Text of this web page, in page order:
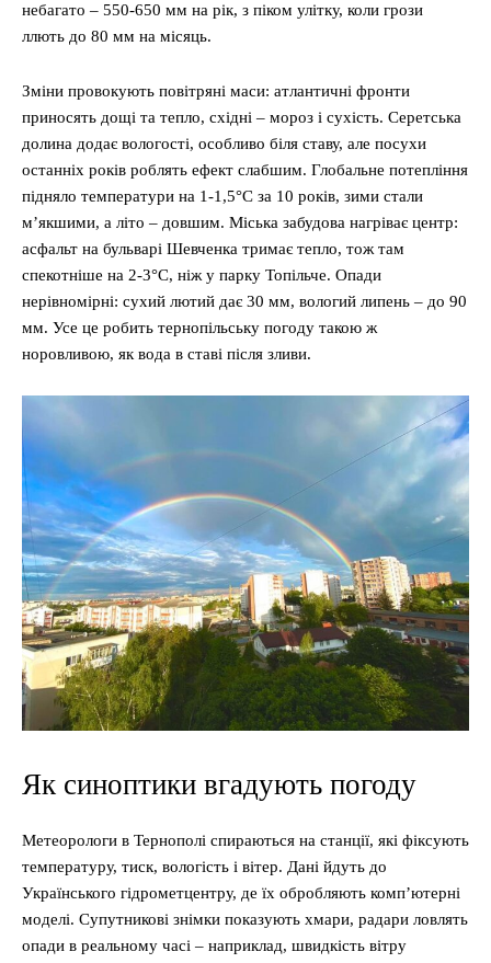
небагато – 550-650 мм на рік, з піком улітку, коли грози
ллють до 80 мм на місяць.
Зміни провокують повітряні маси: атлантичні фронти
приносять дощі та тепло, східні – мороз і сухість. Серетська
долина додає вологості, особливо біля ставу, але посухи
останніх років роблять ефект слабшим. Глобальне потепління
підняло температури на 1-1,5°C за 10 років, зими стали
м’якшими, а літо – довшим. Міська забудова нагріває центр:
асфальт на бульварі Шевченка тримає тепло, тож там
спекотніше на 2-3°C, ніж у парку Топільче. Опади
нерівномірні: сухий лютий дає 30 мм, вологий липень – до 90
мм. Усе це робить тернопільську погоду такою ж
норовливою, як вода в ставі після зливи.
Як синоптики вгадують погоду
Метеорологи в Тернополі спираються на станції, які фіксують
температуру, тиск, вологість і вітер. Дані йдуть до
Українського гідрометцентру, де їх обробляють комп’ютерні
моделі. Супутникові знімки показують хмари, радари ловлять
опади в реальному часі – наприклад, швидкість вітру